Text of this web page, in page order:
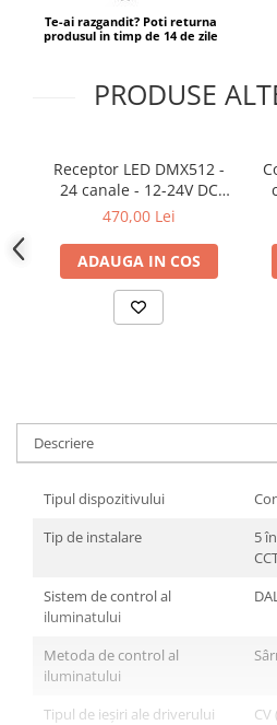
Modul LED
Accesorii profile led
Profil LED colt
Profil led incastrat
Profil LED SHADOW
Proiectoare LED
Sursa Alimentare 24V
Lumini LED cu fibra optica
Te-ai razgandit? Poti returna
produsul in timp de 14 de zile
PRODUSE
Receptor LED DMX512 -
24 canale - 12-24V DC
24x5A - șină DIN -
470,00 Lei
ADAUGA IN COS
Descriere
Tipul dispozitivului
Tip de instalare
5
Sistem de control al
iluminatului
Metoda de control al
iluminatului
Tipul de ieșiri ale driverului